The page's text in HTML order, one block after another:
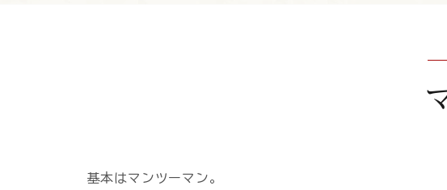
基本はマンツーマン。